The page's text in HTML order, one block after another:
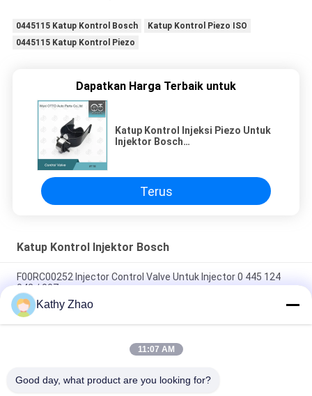
0445115 Katup Kontrol Bosch
Katup Kontrol Piezo ISO
0445115 Katup Kontrol Piezo
Dapatkan Harga Terbaik untuk
Katup Kontrol Injeksi Piezo Untuk
Injektor Bosch
Terus
Katup Kontrol Injektor Bosch
F00RC00252 Injector Control Valve Untuk Injector 0 445 124
042 / 007
Set Katup Rel Umum Berkualitas Premium F00ZC01309 - Suku
Cadang Mesin Diesel Tahan Lama
F00VC01538 Injector Control Valve F 00V C01 538 Setelan
Kathy Zhao
11:07 AM
Good day, what product are you looking for?